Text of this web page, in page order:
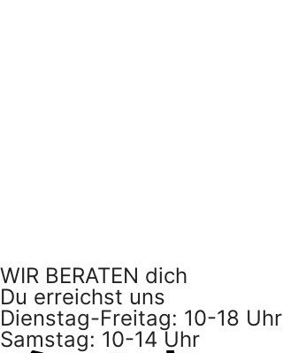
WIR BERATEN dich
Du erreichst uns
Dienstag-Freitag: 10-18 Uhr
Samstag: 10-14 Uhr